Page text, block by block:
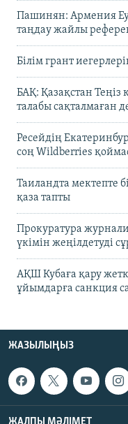
Пашинян: Армения
таңдау жайлы
Білім грант
БАҚ: Қазақстан
талабы сақталмаған
Ресейдің
соң Wildberries
Таиландта мектепте
қаза тапты
Прокуратура
үкімін жеңілдетуді
АҚШ Кубаға қару
ұйымдарға санкция
ЖАЗЫЛЫҢЫЗ